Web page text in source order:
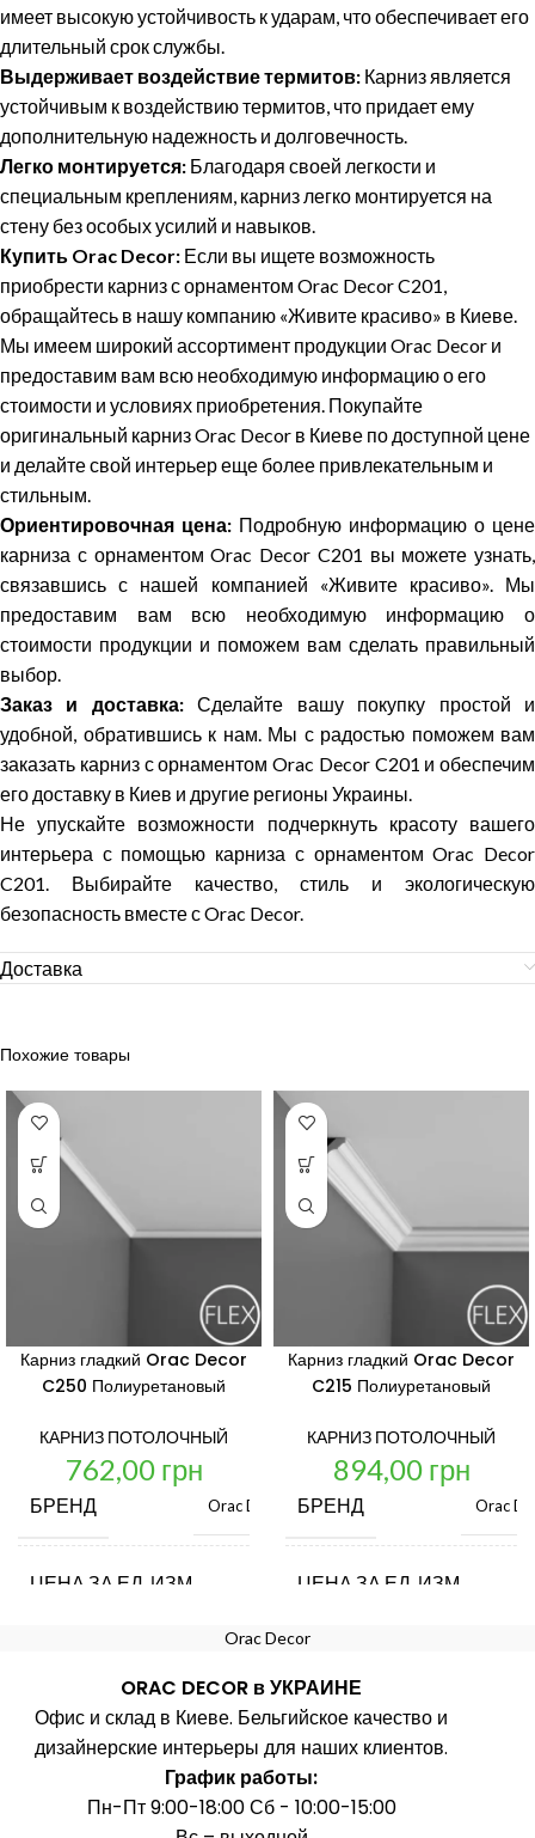
имеет высокую устойчивость к ударам, что обеспечивает его
длительный срок службы.
Выдерживает воздействие термитов: Карниз является
устойчивым к воздействию термитов, что придает ему
дополнительную надежность и долговечность.
Легко монтируется: Благодаря своей легкости и
специальным креплениям, карниз легко монтируется на
стену без особых усилий и навыков.
Купить Orac Decor: Если вы ищете возможность
приобрести карниз с орнаментом Orac Decor C201,
обращайтесь в нашу компанию «Живите красиво» в Киеве.
Мы имеем широкий ассортимент продукции Orac Decor и
предоставим вам всю необходимую информацию о его
стоимости и условиях приобретения. Покупайте
оригинальный карниз Orac Decor в Киеве по доступной цене
и делайте свой интерьер еще более привлекательным и
стильным.
Ориентировочная цена: Подробную информацию о цене
карниза с орнаментом Orac Decor C201 вы можете узнать,
связавшись с нашей компанией «Живите красиво». Мы
предоставим вам всю необходимую информацию о
стоимости продукции и поможем вам сделать правильный
выбор.
Заказ и доставка:Сделайте вашу покупку простой и
удобной, обратившись к нам. Мы с радостью поможем вам
заказать карниз с орнаментом Orac Decor C201 и обеспечим
его доставку в Киев и другие регионы Украины.
Не упускайте возможности подчеркнуть красоту вашего
интерьера с помощью карниза с орнаментом Orac Decor
C201. Выбирайте качество, стиль и экологическую
безопасность вместе с Orac Decor.
Доставка
Похожие товары
Карниз гладкий Orac Decor
C250 Полиуретановый
КАРНИЗ ПОТОЛОЧНЫЙ
762,00 грн
БРЕНД Orac Decor
ЦЕНА ЗА ЕД. ИЗМ.
ДЛИНА, ММ
ШИРИНА, ММ 16
Карниз гладкий Orac Decor
C215 Полиуретановый
КАРНИЗ ПОТОЛОЧНЫЙ
894,00 грн
БРЕНД Orac
ЦЕНА ЗА ЕД. ИЗМ.
ШИРИНА, ММ
Orac Decor
ORAC DECOR в УКРАИНЕ
Офис и склад в Киеве. Бельгийское качество и
дизайнерские интерьеры для наших клиентов.
График работы:
Пн-Пт 9:00-18:00 Сб - 10:00-15:00